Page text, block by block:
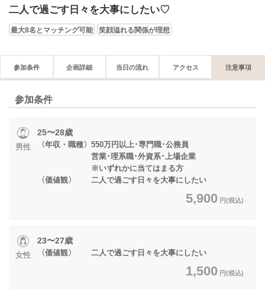
二人で過ごす日々を大事にしたい♡
最大8名とマッチング可能 笑顔溢れる関係が理想
参加条件 企画詳細 当日の流れ アクセス 注意事項
参加条件
男性
25〜28歳
〈年収・職種〉550万円以上･専門職･公務員
営業･理系職･外資系･上場企業
※いずれかに当てはまる方
〈価値観〉 二人で過ごす日々を大事にしたい
5,900 円(税込)
女性
23〜27歳
〈価値観〉 二人で過ごす日々を大事にしたい
1,500 円(税込)